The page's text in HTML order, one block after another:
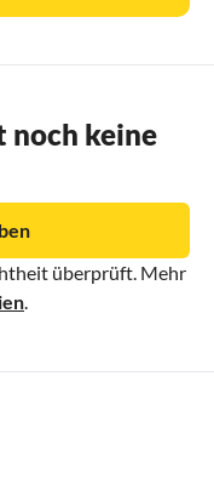
noch keine
überprüft. Mehr